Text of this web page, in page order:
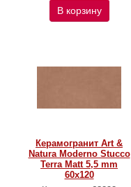
В корзину
Керамогранит Art &
Natura Moderno Stucco
Terra Matt 5,5 mm
60х120